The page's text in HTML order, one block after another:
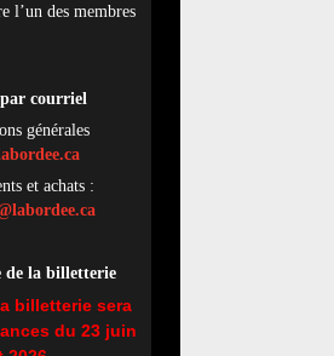
l’un des membres
courriel
générales
et achats :
de la billetterie
billetterie sera
du 23 juin